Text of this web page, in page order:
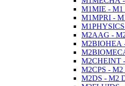
M1MIE - M1
M1MPRI -
M2AAG -
M2BIOHEA
M2CHEINT
M2CPS - M2
M2DS - M2